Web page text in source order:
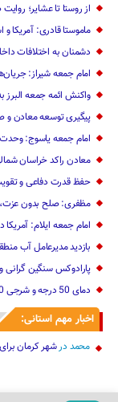
از روستا تا عشایر؛
ماموستا قادری: آمریکا
دشمنان به اختلافات
امام جمعه شیراز:
واکنش ائمه جمعه البرز
پیگیری توسعه معادن و
امام جمعه یاسوج:
معادن راکد خراسان
حفظ قدرت دفاعی و
مظفری: صلح بدون
امام جمعه ایلام: آمریکا
‌بازدید مدیرعامل آب
پارادوکس سنگین گرانی و
دمای 50 درجه و شرجی 90 درصدی در بوشهر
اخبار مهم استانی:
محمد درشهر کرمان